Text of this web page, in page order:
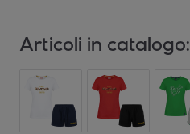
Articoli in catalogo: